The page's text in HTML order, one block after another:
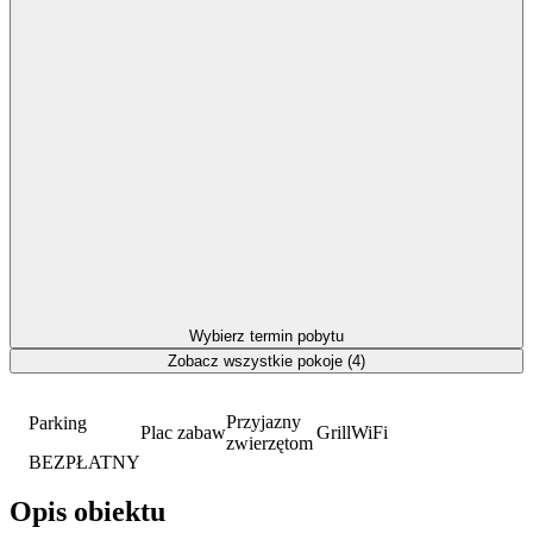
Parking
BEZPŁATNY
Plac zabaw
Przyjazny
zwierzętom
GrillWiFi
Opis obiektu
Wybierz termin pobytu
Zobacz wszystkie pokoje (4)